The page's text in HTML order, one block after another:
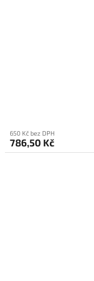
650 Kč bez DPH
786,50 Kč